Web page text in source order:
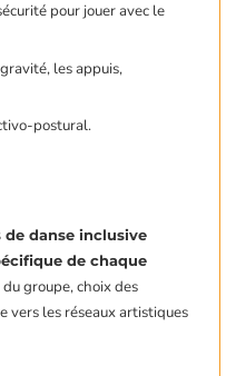
pour jouer avec le
les appuis,
postural.
danse inclusive
de chaque
groupe, choix des
vers les réseaux artistiques